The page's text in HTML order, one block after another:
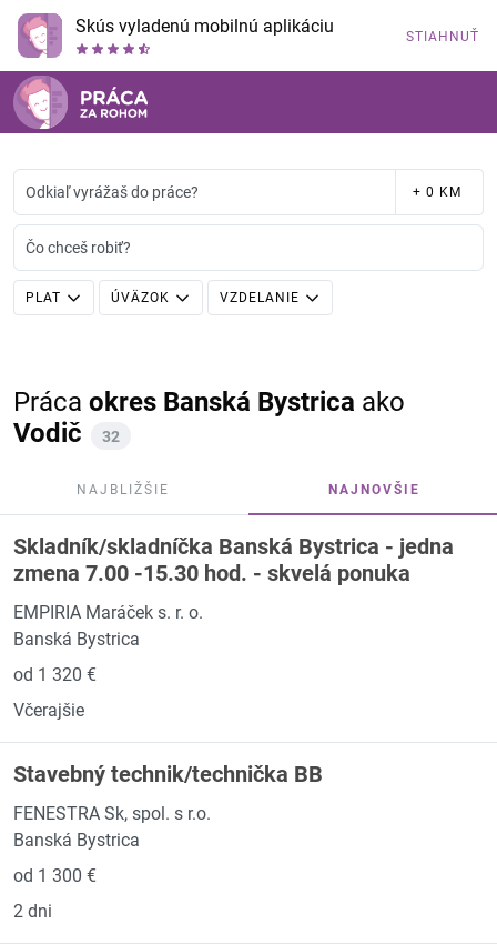
Skús vyladenú mobilnú aplikáciu STIAHNUŤ
Odkiaľ vyrážaš do práce? + 0 KM
Čo chceš robiť?
PLAT ÚVÄZOK VZDELANIE
Práca okres Banská Bystrica ako
Vodič
32
NAJBLIŽŠIE NAJNOVŠIE
Skladník/skladníčka Banská Bystrica - jedna
zmena 7.00 -15.30 hod. - skvelá ponuka
EMPIRIA Maráček s. r. o.
Banská Bystrica
od 1 320 €
Včerajšie
Stavebný technik/technička BB
FENESTRA Sk, spol. s r.o.
Banská Bystrica
od 1 300 €
2 dni